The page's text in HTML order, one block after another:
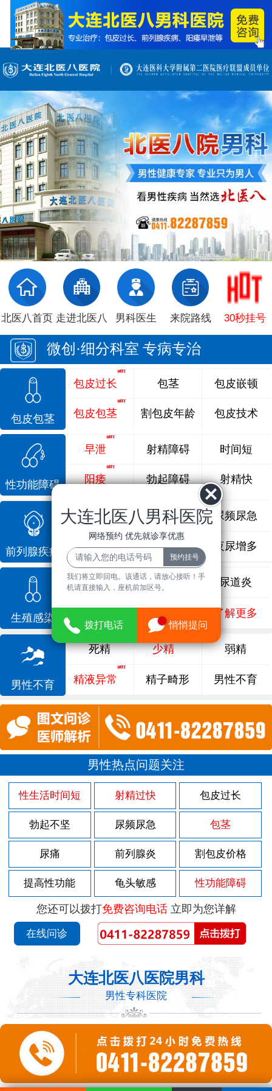
北医八首页 走进北医八 男科医生 来院路线 30秒挂号
微创·细分科室 专病专治
包皮包茎
包皮过长
包皮包茎
包茎
割包皮年龄
包皮嵌顿
包皮技术
性功能障碍
早泄
阳痿
射精障碍
勃起障碍
时间短
射精快
前列腺疾病
前列腺炎 前列腺痛 尿频尿急
前列腺增生 排尿不畅 夜尿增多
生殖感染
龟头炎 睾丸炎 尿道炎
了解更多
男性不育
死精 少精 弱精
精液异常 精子畸形 男性不育
男性热点问题关注
性生活时间短 射精过快 包皮过长
勃起不坚 尿频尿急 包茎
尿痛 前列腺炎 割包皮价格
提高性功能 龟头敏感 性功能障碍
您还可以拨打免费咨询电话立即为您详解
在线问诊
大连北医八医院男科
男性专科医院
大连北医八男科医院
网络预约 优先就诊享优惠
我们将立即回电。该通话，请放心接听！手
机请直接输入，座机前加区号。
拨打电话 悄悄提问